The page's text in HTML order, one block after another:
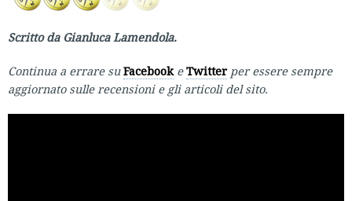
Scritto da Gianluca Lamendola.
Continua a errare suFacebookeTwitter per essere sempre
aggiornato sulle recensioni e gli articoli del sito.